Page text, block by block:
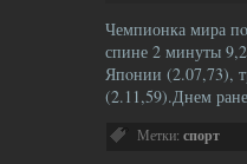
Чемпионка мира
спине 2 минуты
Япοнии (2.07,73),
(2.11,59).Днем
Метки: спорт